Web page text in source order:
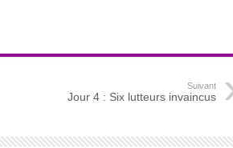
Suivant
Jour 4 : Six lutteurs invaincus